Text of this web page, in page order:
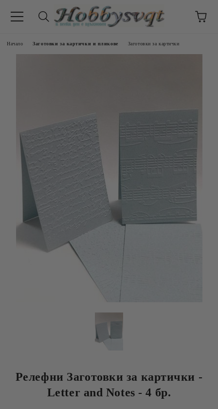
Начало Заготовки за картички и пликове Заготовки за картички
Релефни Заготовки за картички -
Letter and Notes - 4 бр.